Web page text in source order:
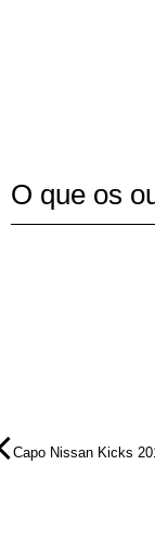
O que os
Capo Nissan Kicks